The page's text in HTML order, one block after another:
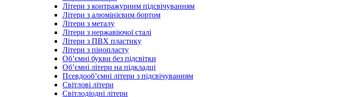
Літери з контражурним підсвічуванням
Літери з алюмінієвим бортом
Літери з металу
Літери з нержавіючої сталі
Літери з ПВХ пластику
Літери з пінопласту
Об’ємні букви без підсвітки
Об’ємні літери на підкладці
Псевдооб’ємні літери з підсвічуванням
Світлові літери
Світлодіодні літери